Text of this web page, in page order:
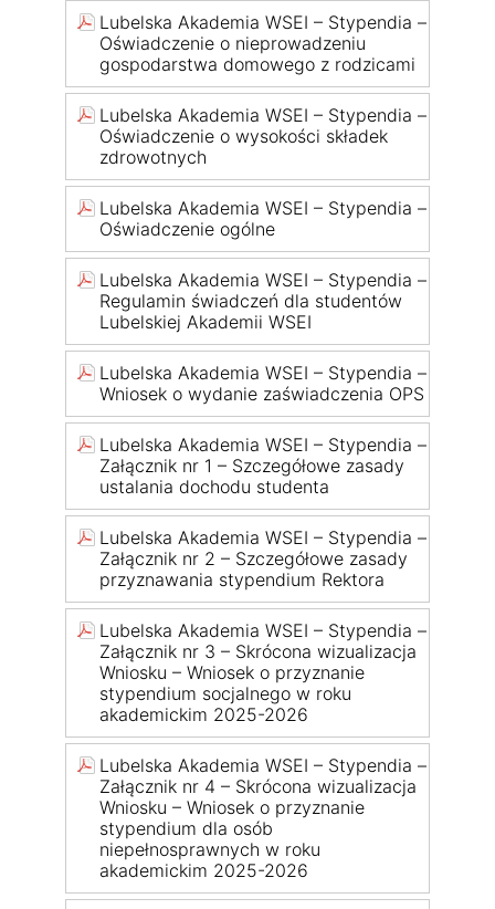
Lubelska Akademia WSEI – Stypendia –
Oświadczenie o nieprowadzeniu
gospodarstwa domowego z rodzicami
Lubelska Akademia WSEI – Stypendia –
Oświadczenie o wysokości składek
zdrowotnych
Lubelska Akademia WSEI – Stypendia –
Oświadczenie ogólne
Lubelska Akademia WSEI – Stypendia –
Regulamin świadczeń dla studentów
Lubelskiej Akademii WSEI
Lubelska Akademia WSEI – Stypendia –
Wniosek o wydanie zaświadczenia OPS
Lubelska Akademia WSEI – Stypendia –
Załącznik nr 1 – Szczegółowe zasady
ustalania dochodu studenta
Lubelska Akademia WSEI – Stypendia –
Załącznik nr 2 – Szczegółowe zasady
przyznawania stypendium Rektora
Lubelska Akademia WSEI – Stypendia –
Załącznik nr 3 – Skrócona wizualizacja
Wniosku – Wniosek o przyznanie
stypendium socjalnego w roku
akademickim 2025-2026
Lubelska Akademia WSEI – Stypendia –
Załącznik nr 4 – Skrócona wizualizacja
Wniosku – Wniosek o przyznanie
stypendium dla osób
niepełnosprawnych w roku
akademickim 2025-2026